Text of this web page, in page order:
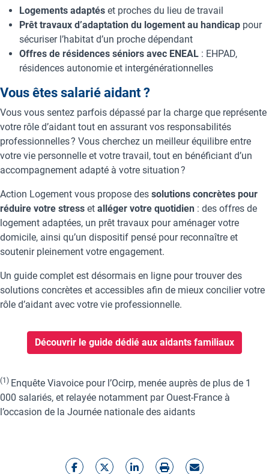
Logements adaptés et proches du lieu de travail
Prêt travaux d’adaptation du logement au handicap pour
sécuriser l’habitat d’un proche dépendant
Offres de résidences séniors avec ENEAL : EHPAD,
résidences autonomie et intergénérationnelles
Vous êtes salarié aidant ?
Vous vous sentez parfois dépassé par la charge que représente
votre rôle d’aidant tout en assurant vos responsabilités
professionnelles ? Vous cherchez un meilleur équilibre entre
votre vie personnelle et votre travail, tout en bénéficiant d’un
accompagnement adapté à votre situation ?
Action Logement vous propose des solutions concrètes pour
réduire votre stress et alléger votre quotidien : des offres de
logement adaptées, un prêt travaux pour aménager votre
domicile, ainsi qu’un dispositif pensé pour reconnaître et
soutenir pleinement votre engagement.
Un guide complet est désormais en ligne pour trouver des
solutions concrètes et accessibles afin de mieux concilier votre
rôle d’aidant avec votre vie professionnelle.
Découvrir le guide dédié aux aidants familiaux
(1) Enquête Viavoice pour l’Ocirp, menée auprès de plus de 1
000 salariés, et relayée notamment par Ouest-France à
l’occasion de la Journée nationale des aidants